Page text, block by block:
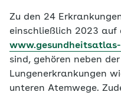
Zu den 24
einschließlich 2023 auf
sind, gehören neben
Lungenerkrankungen
unteren Atemwege.